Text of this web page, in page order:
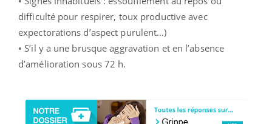
difficulté pour respirer, toux productive avec
expectorations d’aspect purulent…)
• S’il y a une brusque aggravation et en l’absence
d’amélioration sous 72 h.